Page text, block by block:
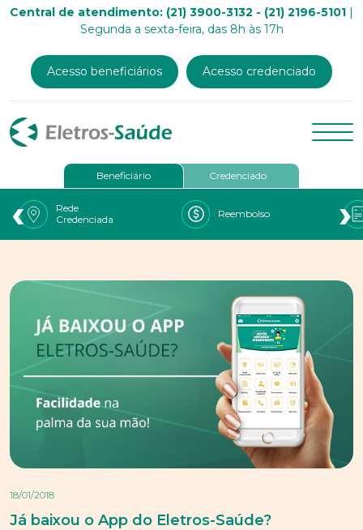
Central de atendimento: (21) 3900-3132 - (21) 2196-5101 |
Segunda a sexta-feira, das 8h às 17h
Acesso beneficiários Acesso credenciado
Beneficiário Credenciado
Rede
Credenciada
Reembolso
‹ ›
18/01/2018
Já baixou o App do Eletros-Saúde?